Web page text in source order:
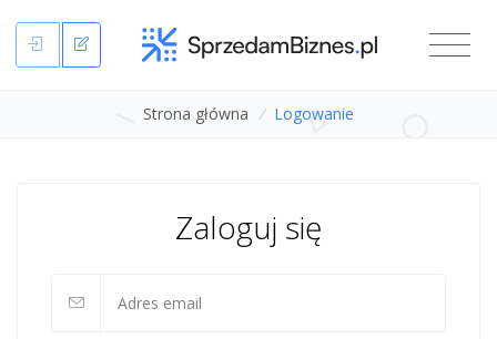
Strona główna / Logowanie
Zaloguj się